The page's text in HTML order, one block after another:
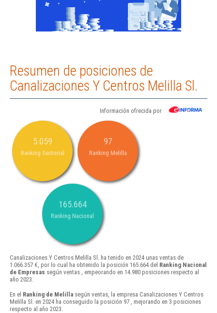
Resumen de posiciones de
Canalizaciones Y Centros Melilla Sl.
Información ofrecida por
5.059
Ranking Sectorial
97
Ranking Melilla
165.664
Ranking Nacional
Canalizaciones Y Centros Melilla Sl. ha tenido en 2024 unas ventas de
1.066.357 €, por lo cual ha obtenido la posición 165.664 del Ranking Nacional
de Empresas según ventas , empeorando en 14.980 posiciones respecto al
año 2023.
En el Ranking de Melilla según ventas, la empresa Canalizaciones Y Centros
Melilla Sl. en 2024 ha conseguido la posición 97 , mejorando en 3 posiciones
respecto al año 2023.